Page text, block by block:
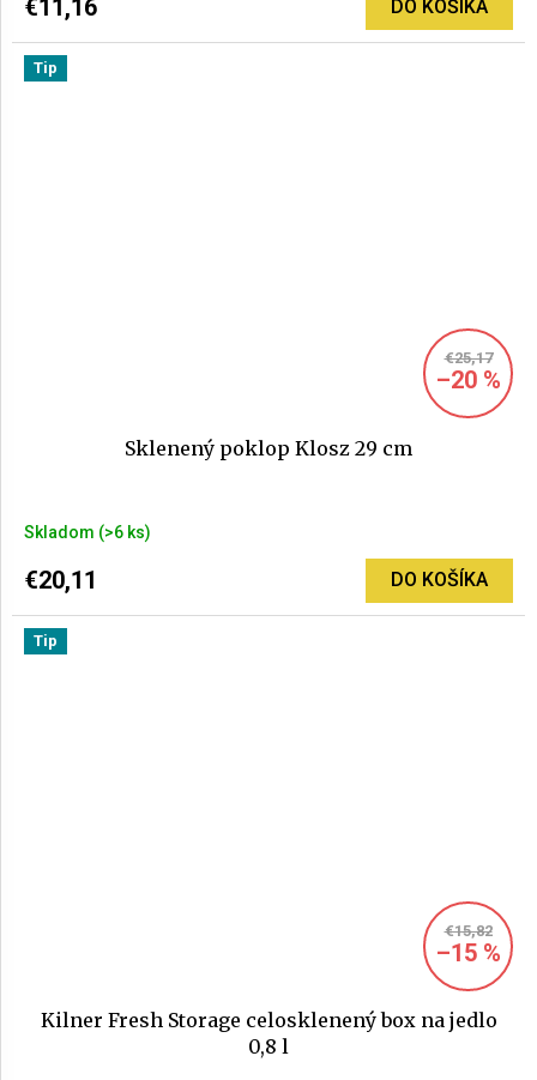
je
5,0
€11,16 DO KOŠÍKA
Tip
€25,17
–20 %
Sklenený poklop Klosz 29 cm
hodnotenie
produktu
je
5,0
Skladom (>6 ks)
€20,11 DO KOŠÍKA
Tip
€15,82
–15 %
Kilner Fresh Storage celosklenený box na jedlo
0,8 l